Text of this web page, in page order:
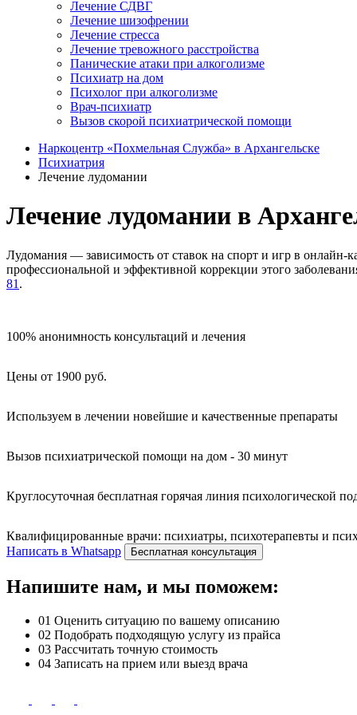
Лечение СДВГ
Лечение шизофрении
Лечение стресса
Лечение тревожного расстройства
Панические атаки при алкоголизме
Психиатр на дом
Психолог при алкоголизме
Врач-психиатр
Вызов скорой психиатрической помощи
Наркоцентр «Похмельная Служба» в Архангельске
Психиатрия
Лечение лудомании
Лечение лудомании в
Лудомания — зависимость от ставок на спорт и игр в онлайн-
профессиональной и эффективной коррекции этого
81 .
100% анонимность консультаций и лечения
Цены от 1900 руб.
Используем в лечении новейшие и качественные препараты
Вызов психиатрической помощи на дом - 30 минут
Круглосуточная бесплатная горячая линия психологической
Квалифицированные врачи: психиатры, психотерапевты и
Написать в Whatsapp
Бесплатная консультация
Напишите нам, и мы поможем:
01 Оценить ситуацию по вашему описанию
02 Подобрать подходящую услугу из прайса
03 Рассчитать точную стоимость
04 Записать на прием или выезд врача